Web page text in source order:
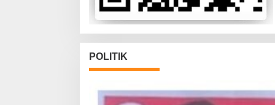
POLITIK